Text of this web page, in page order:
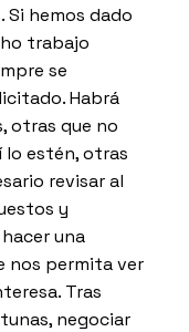
hemos dado
trabajo
se
Habrá
otras que no
lo estén, otras
revisar al
y
una
nos permita ver
Tras
negociar